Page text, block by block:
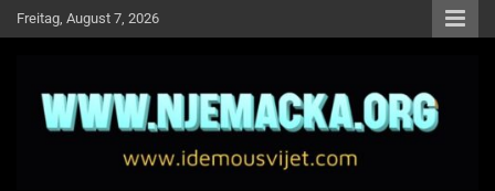
Skip
to
Freitag, August 7, 2026